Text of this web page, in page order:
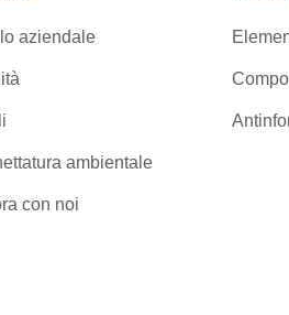
aziendale
ambientale
con noi